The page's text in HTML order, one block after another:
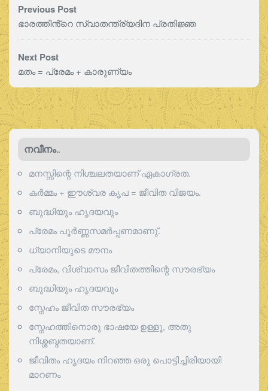
Previous Post
ഭാരത്തിൻ്റെ സ്വാതന്ത്ര്യദിന പ്രതിജ്ഞ
Next Post
മതം = പ്രേമം + കാരുണ്യം
നവീനം..
മനസ്സിന്റെ നിശ്ചലതയാണ് ഏകാഗ്രത.
കർമ്മം + ഈശ്വര കൃപ = ജീവിത വിജയം.
ബുദ്ധിയും ഹൃദയവും
പ്രേമം പൂര്‍ണ്ണസമര്‍പ്പണമാണു്.
ധ്യാനിയുടെ മൗനം
പ്രേമം, വിശ്വാസം ജീവിതത്തിന്റെ സൗരഭ്യം
ബുദ്ധിയും ഹൃദയവും
സ്നേഹം ജീവിത സൗരഭ്യം
സ്നേഹത്തിനൊരു ഭാഷയേ ഉള്ളൂ, അതു
നിശ്ശബ്ദതയാണ്.
ജീവിതം ഹൃദയം നിറഞ്ഞ ഒരു പൊട്ടിച്ചിരിയായി
മാറണം